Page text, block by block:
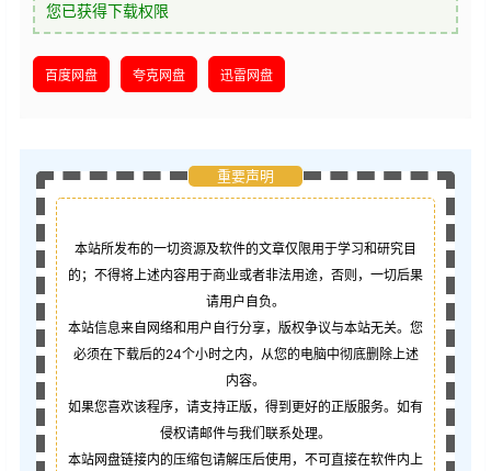
您已获得下载权限
百度网盘 夸克网盘 迅雷网盘
重要声明
本站所发布的一切资源及软件的文章仅限用于学习和研究目
的；不得将上述内容用于商业或者非法用途，否则，一切后果
请用户自负。
本站信息来自网络和用户自行分享，版权争议与本站无关。您
必须在下载后的24个小时之内，从您的电脑中彻底删除上述
内容。
如果您喜欢该程序，请支持正版，得到更好的正版服务。如有
侵权请邮件与我们联系处理。
本站网盘链接内的压缩包请解压后使用，不可直接在软件内上